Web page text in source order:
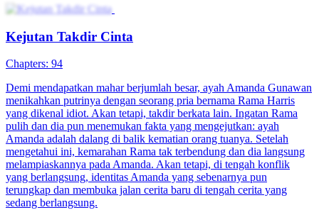
Kejutan Takdir Cinta
Chapters: 94
Demi mendapatkan mahar berjumlah besar, ayah Amanda Gunawan
menikahkan putrinya dengan seorang pria bernama Rama Harris
yang dikenal idiot. Akan tetapi, takdir berkata lain. Ingatan Rama
pulih dan dia pun menemukan fakta yang mengejutkan: ayah
Amanda adalah dalang di balik kematian orang tuanya. Setelah
mengetahui ini, kemarahan Rama tak terbendung dan dia langsung
melampiaskannya pada Amanda. Akan tetapi, di tengah konflik
yang berlangsung, identitas Amanda yang sebenarnya pun
terungkap dan membuka jalan cerita baru di tengah cerita yang
sedang berlangsung.